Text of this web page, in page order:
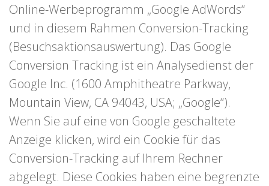
Online-Werbeprogramm „Google AdWords“
und in diesem Rahmen Conversion-Tracking
(Besuchsaktionsauswertung). Das Google
Conversion Tracking ist ein Analysedienst der
Google Inc. (1600 Amphitheatre Parkway,
Mountain View, CA 94043, USA; „Google“).
Wenn Sie auf eine von Google geschaltete
Anzeige klicken, wird ein Cookie für das
Conversion-Tracking auf Ihrem Rechner
abgelegt. Diese Cookies haben eine begrenzte